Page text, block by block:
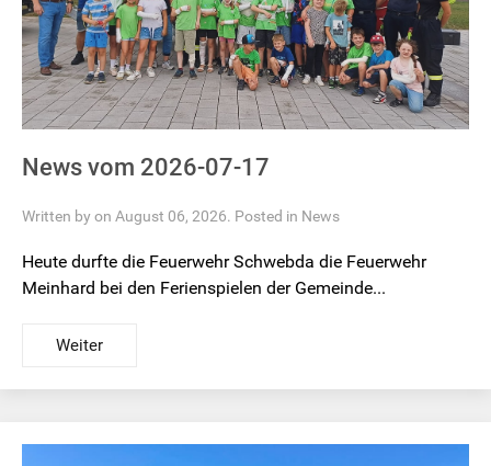
News vom 2026-07-17
Written by on August 06, 2026. Posted in News
Heute durfte die Feuerwehr Schwebda die Feuerwehr
Meinhard bei den Ferienspielen der Gemeinde...
Weiter